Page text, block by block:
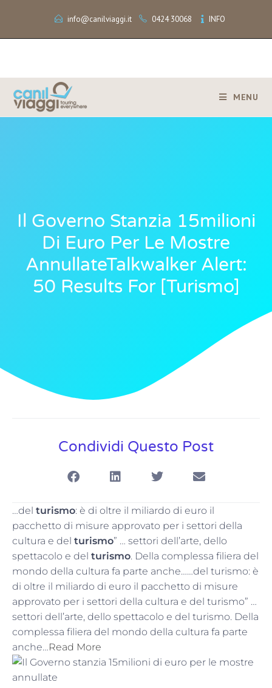
info@canilviaggi.it 0424 30068 INFO
MENU
Il Governo Stanzia 15milioni
Di Euro Per Le Mostre
AnnullateTalkwalker Alert:
50 Results For [turismo]
Condividi Questo Post
…del turismo: è di oltre il miliardo di euro il
pacchetto di misure approvato per i settori della
cultura e del turismo” … settori dell’arte, dello
spettacolo e del turismo. Della complessa filiera del
mondo della cultura fa parte anche……del turismo: è
di oltre il miliardo di euro il pacchetto di misure
approvato per i settori della cultura e del turismo” …
settori dell’arte, dello spettacolo e del turismo. Della
complessa filiera del mondo della cultura fa parte
anche…Read More